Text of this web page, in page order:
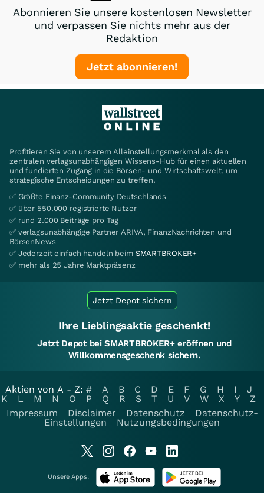
Abonnieren Sie unsere kostenlosen Newsletter
und verpassen Sie nichts mehr aus der
Redaktion
Jetzt abonnieren!
Profitieren Sie von unserem Alleinstellungsmerkmal als den
zentralen verlagsunabhängigen Wissens-Hub für einen aktuellen
und fundierten Zugang in die Börsen- und Wirtschaftswelt, um
strategische Entscheidungen zu treffen.
✅ Größte Finanz-Community Deutschlands
✅ über 550.000 registrierte Nutzer
✅ rund 2.000 Beiträge pro Tag
✅ verlagsunabhängige Partner ARIVA, FinanzNachrichten und
BörsenNews
✅ Jederzeit einfach handeln beim SMARTBROKER+
✅ mehr als 25 Jahre Marktpräsenz
Jetzt Depot sichern
Ihre Lieblingsaktie geschenkt!
Jetzt Depot bei SMARTBROKER+ eröffnen und
Willkommensgeschenk sichern.
Aktien von A - Z: # A B C D E F G H I
J
K
L M N O P Q R S T U V W X Y
Z
Impressum
Disclaimer Datenschutz
Datenschutz-
Einstellungen
Nutzungsbedingungen
Unsere Apps: